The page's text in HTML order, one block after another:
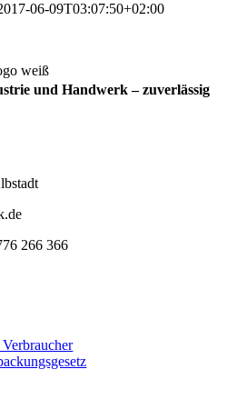
06-09T03:07:50+02:00
und Handwerk – zuverlässig
266 366